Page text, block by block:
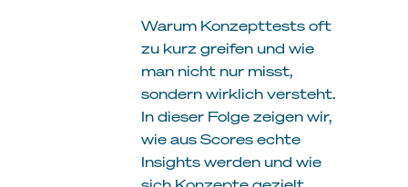
Warum Konzepttests oft
zu kurz greifen und wie
man nicht nur misst,
sondern wirklich versteht.
In dieser Folge zeigen wir,
wie aus Scores echte
Insights werden und wie